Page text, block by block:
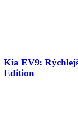
Kia EV9:
Edition